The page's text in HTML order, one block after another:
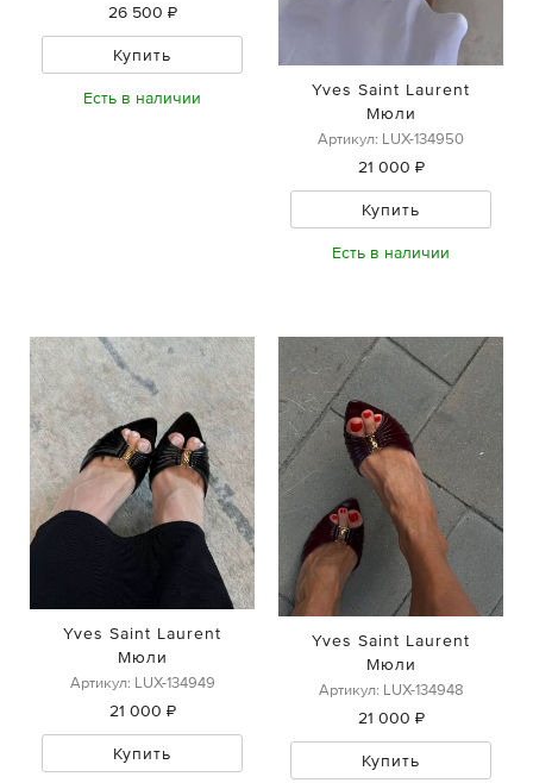
26 500 ₽
Купить
Есть в наличии
Yves Saint Laurent
Мюли
Артикул: LUX-134950
21 000 ₽
Купить
Есть в наличии
Yves Saint Laurent
Мюли
Артикул: LUX-134949
21 000 ₽
Купить
Yves Saint Laurent
Мюли
Артикул: LUX-134948
21 000 ₽
Купить